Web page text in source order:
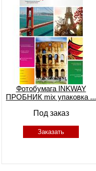
Фотобумага INKWAY
ПРОБНИК mix упаковка ...
Под заказ
Заказать